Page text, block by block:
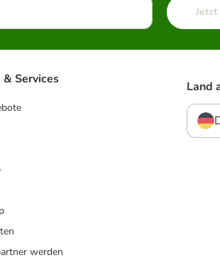
Jetzt
Services
werden
Land